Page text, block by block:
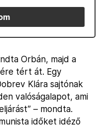
Orbán, majd a
tért át. Egy
Klára sajtónak
valóságalapot, ami
– mondta.
időket idéző